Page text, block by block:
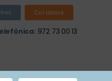
Col·labora
972 73 00 13